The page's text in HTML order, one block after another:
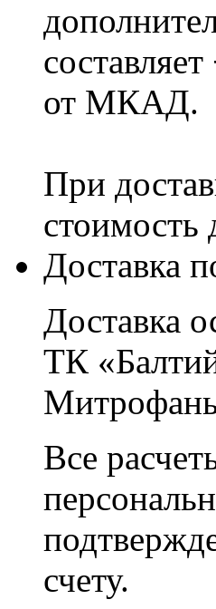
составляет
от МКАД.
При
стоимость
Доставка
Доставка
ТК
Все
счету.